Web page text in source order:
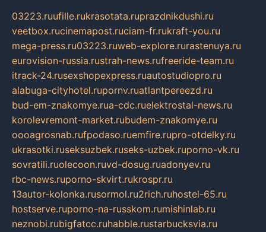
03223.ruufille.rukrasotata.ruprazdnikdushi.ru
veetbox.rucinemapost.ruciam-fr.rukraft-you.ru
mega-press.ru03223.ruweb-explore.rurastenuya.ru
eurovision-russia.rustrah-news.rufreeride-team.ru
itrack-24.rusexshopexpress.ruautostudiopro.ru
alabuga-cityhotel.rupornv.ruatlantpereezd.ru
bud-em-znakomye.rua-cdc.ruelektrostal-news.ru
korolevremont-market.rubudem-znakomye.ru
oooagrosnab.rufpodaso.ruemfire.rupro-otdelky.ru
ukrasotki.ruseksuzbek.ruseks-uzbek.ruporno-vk.ru
sovratili.ruolecoon.ruvd-dosug.ruadonyev.ru
rbc-news.ruporno-skvirt.rukrospr.ru
13autor-kolonka.rusormol.ru2rich.ruhostel-65.ru
hostserve.ruporno-na-russkom.rumishinlab.ru
neznobi.rubigfatcc.ruhabble.rustarbucksvia.ru